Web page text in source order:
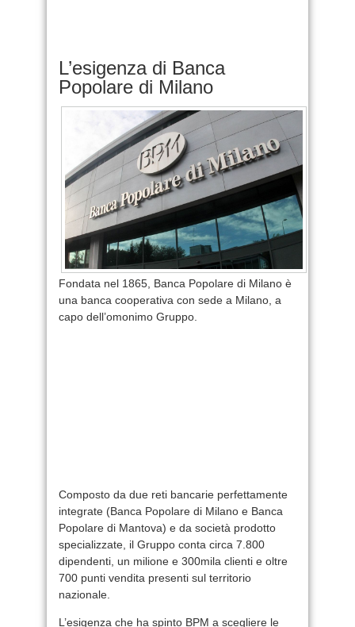
L’esigenza di Banca
Popolare di Milano
Fondata nel 1865, Banca Popolare di Milano è
una banca cooperativa con sede a Milano, a
capo dell’omonimo Gruppo.
Composto da due reti bancarie perfettamente
integrate (Banca Popolare di Milano e Banca
Popolare di Mantova) e da società prodotto
specializzate, il Gruppo conta circa 7.800
dipendenti, un milione e 300mila clienti e oltre
700 punti vendita presenti sul territorio
nazionale.
L’esigenza che ha spinto BPM a scegliere le